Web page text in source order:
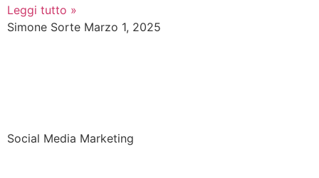
Leggi tutto »
Simone Sorte Marzo 1, 2025
Social Media Marketing